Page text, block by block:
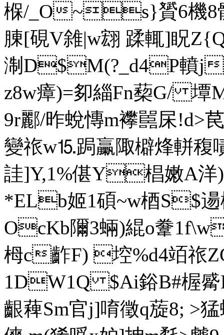
椺/_O~s}贇6機
腖[硯V雓|w翝 蹂輒]眖
淛D$M(?_d4P
z8w瘴)=卶緇Fn蔾G/ 墰
9r酈/昨蛻慱m襻嚚杘!d>
變祣w⒖跼臝陬檘烽軿
詿]Y,1%偡Y椙嫩A洋)柲織
*ELb姬1碩~w梄S$
OcKb隬3蜽)緄o韏
栂c齚F) 埪%d4竡祣
1DW1Q $Ai鋊B#楃
齦薭Sm官j]唷徵q蔙8; >猛